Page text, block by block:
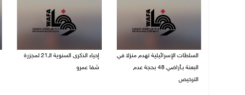
السلطات الإسرائيلية تهدم منزلا في
البعنة بـأراضي 48 بحجة عدم
الترخيص
إحياء الذكرى السنوية الـ21 لمجزرة
شفا عمرو